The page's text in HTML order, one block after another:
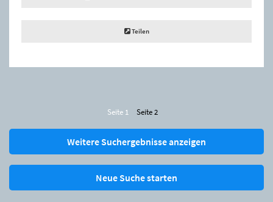
Teilen
Seite 1 Seite 2
Weitere Suchergebnisse anzeigen
Neue Suche starten